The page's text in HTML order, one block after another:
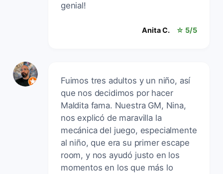
genial!
Anita C. ☆ 5/5
Fuimos tres adultos y un niño, así
que nos decidimos por hacer
Maldita fama. Nuestra GM, Nina,
nos explicó de maravilla la
mecánica del juego, especialmente
al niño, que era su primer escape
room, y nos ayudó justo en los
momentos en los que más lo